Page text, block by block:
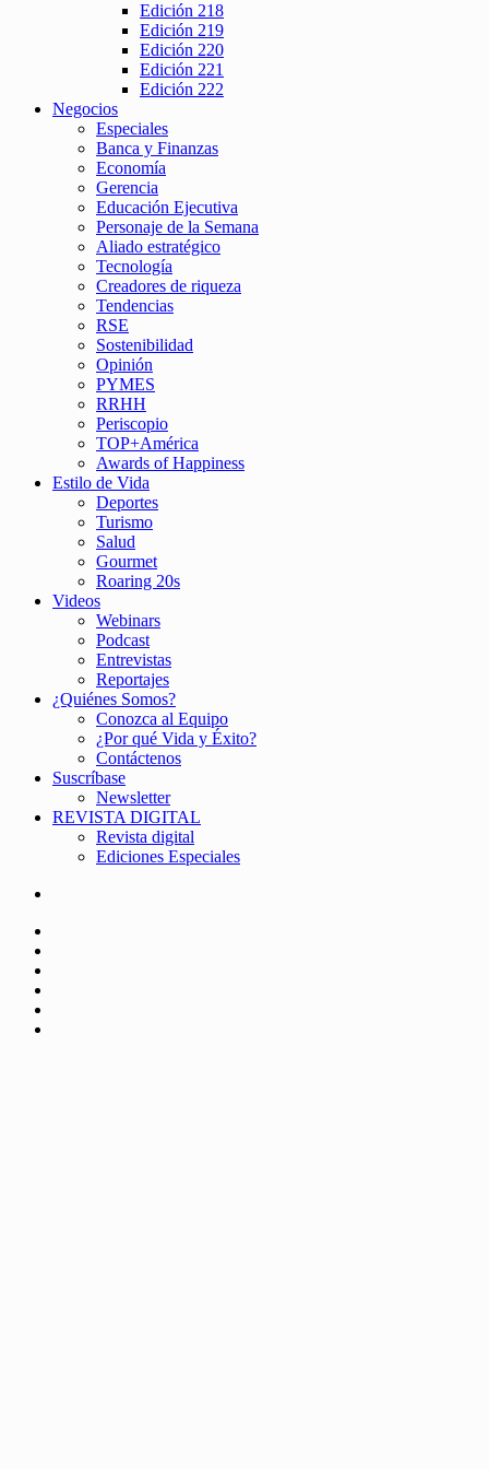
Edición 218
Edición 219
Edición 220
Edición 221
Edición 222
Negocios
Especiales
Banca y Finanzas
Economía
Gerencia
Educación Ejecutiva
Personaje de la Semana
Aliado estratégico
Tecnología
Creadores de riqueza
Tendencias
RSE
Sostenibilidad
Opinión
PYMES
RRHH
Periscopio
TOP+América
Awards of Happiness
Estilo de Vida
Deportes
Turismo
Salud
Gourmet
Roaring 20s
Videos
Webinars
Podcast
Entrevistas
Reportajes
¿Quiénes Somos?
Conozca al Equipo
¿Por qué Vida y Éxito?
Contáctenos
Suscríbase
Newsletter
REVISTA DIGITAL
Revista digital
Ediciones Especiales